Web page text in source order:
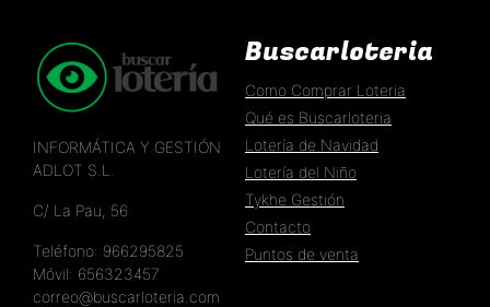
INFORMÁTICA Y GESTIÓN
ADLOT S.L.
C/ La Pau, 56
Teléfono: 966295825
Móvil: 656323457
correo@buscarloteria.com
Buscarloteria
Como Comprar Loteria
Qué es Buscarloteria
Lotería de Navidad
Lotería del Niño
Tykhe Gestión
Contacto
Puntos de venta